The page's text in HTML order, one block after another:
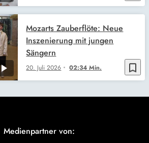
bookmark_border
20. Juli 2026 02:34 Min.
Mozarts Zauberflöte: Neue
Inszenierung mit jungen
Sängern
Medienpartner von: